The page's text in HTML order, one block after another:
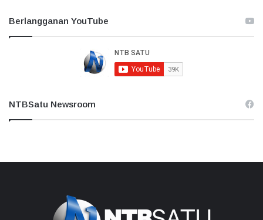
Berlangganan YouTube
NTBSatu Newsroom